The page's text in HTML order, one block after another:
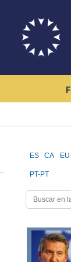
ES CA EU
PT-PT